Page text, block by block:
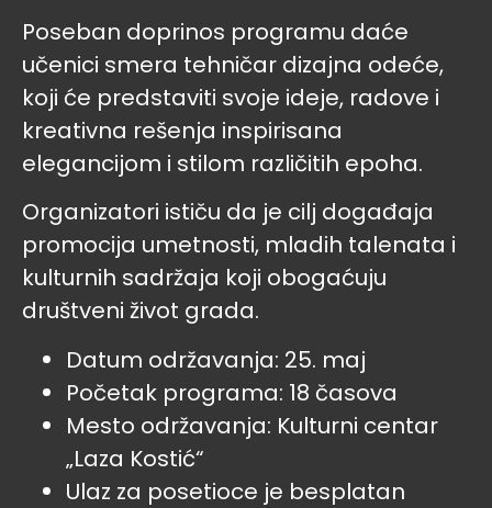
Poseban doprinos programu daće
učenici smera tehničar dizajna odeće,
koji će predstaviti svoje ideje, radove i
kreativna rešenja inspirisana
elegancijom i stilom različitih epoha.
Organizatori ističu da je cilj događaja
promocija umetnosti, mladih talenata i
kulturnih sadržaja koji obogaćuju
društveni život grada.
Datum održavanja: 25. maj
Početak programa: 18 časova
Mesto održavanja: Kulturni centar
„Laza Kostić“
Ulaz za posetioce je besplatan